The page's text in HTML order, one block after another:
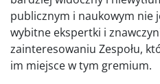
publicznym i naukowym nie
wybitne ekspertki i
zainteresowaniu Zespołu,
im miejsce w tym gremium.